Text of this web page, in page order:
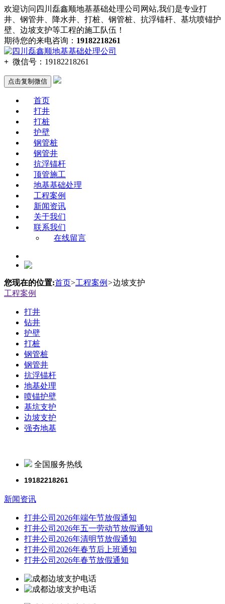
欢迎访问四川磊鑫顺地基基础处理公司网站,我们是专业打
井、钢管井、降水井、打桩、钢管桩、抗浮锚杆、基坑喷锚护
壁、边坡支护等工程的施工队伍！
期待您的来电咨询： 19182218261
+ 微信号： 19182218261
点击复制微信
首页
打井
打桩
护壁
钢管桩
钢管井
抗浮锚杆
顶管施工
地基基础处理
工程案例
新闻资讯
关于我们
联系我们
在线留言
您现在的位置:首页>工程案例 >边坡支护
工程案例
打井
钻井
护壁
打桩
钢管桩
钢管井
抗浮锚杆
地基处理
喷锚护壁
基坑支护
边坡支护
强夯地基
全国服务热线
19182218261
新闻资讯
打井公司2026年端午节放假通知
打井公司2026年五一劳动节放假通知
打井公司2026年清明节放假通知
打井公司2026年春节后上班通知
打井公司2026年春节放假通知